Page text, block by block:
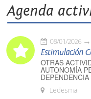
Agenda
08/01/2026
Estimulación
OTRAS
AUTONOMÍA
DEPENDENCIA
Ledesma